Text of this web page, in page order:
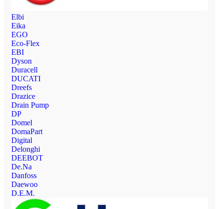
Elbi
Eika
EGO
Eco-Flex
EBI
Dyson
Duracell
DUCATI
Dreefs
Drazice
Drain Pump
DP
Domel
DomaPart
Digital
Delonghi
DEEBOT
De.Na
Danfoss
Daewoo
D.E.M.